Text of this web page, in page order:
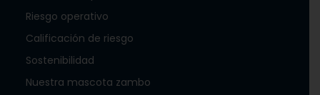
Riesgo operativo
Calificación de riesgo
Sostenibilidad
Nuestra mascota zambo